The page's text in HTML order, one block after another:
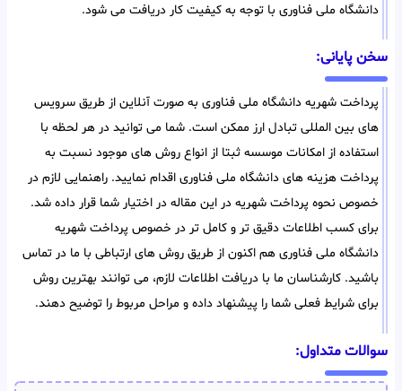
دانشگاه ملی فناوری با توجه به کیفیت کار دریافت می شود.
سخن پایانی:
پرداخت شهریه دانشگاه ملی فناوری به صورت آنلاین از طریق سرویس
های بین المللی تبادل ارز ممکن است. شما می توانید در هر لحظه با
استفاده از امکانات موسسه ثبتا از انواع روش های موجود نسبت به
پرداخت هزینه های دانشگاه ملی فناوری اقدام نمایید. راهنمایی لازم در
خصوص نحوه پرداخت شهریه در این مقاله در اختیار شما قرار داده شد.
برای کسب اطلاعات دقیق تر و کامل تر در خصوص پرداخت شهریه
دانشگاه ملی فناوری هم اکنون از طریق روش های ارتباطی با ما در تماس
باشید. کارشناسان ما با دریافت اطلاعات لازم، می توانند بهترین روش
برای شرایط فعلی شما را پیشنهاد داده و مراحل مربوط را توضیح دهند.
سوالات متداول: